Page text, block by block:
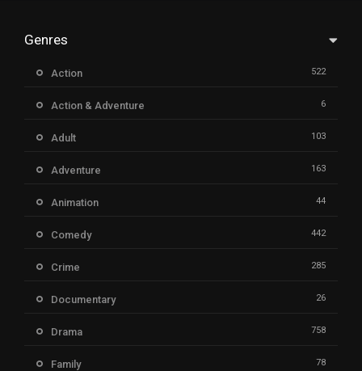
Genres
Action 522
Action & Adventure 6
Adult 103
Adventure 163
Animation 44
Comedy 442
Crime 285
Documentary 26
Drama 758
Family 78